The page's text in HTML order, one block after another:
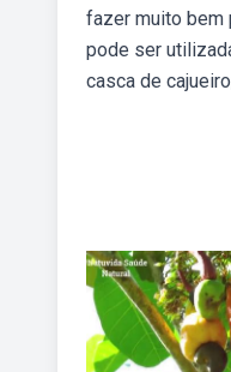
fazer muito bem
pode ser
casca de